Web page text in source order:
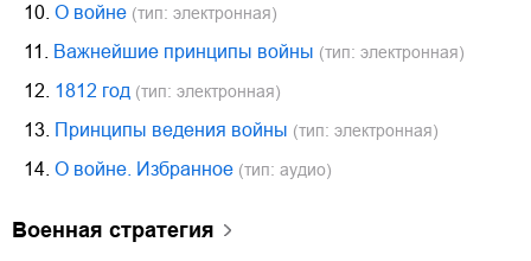
10. О войне (тип: электронная)
11. Важнейшие принципы войны (тип: электронная)
12. 1812 год (тип: электронная)
13. Принципы ведения войны (тип: электронная)
14. О войне. Избранное (тип: аудио)
военная стратегия